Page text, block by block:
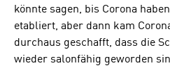
könnte sagen, bis Corona
etabliert, aber dann kam
durchaus geschafft, dass die
wieder salonfähig geworden